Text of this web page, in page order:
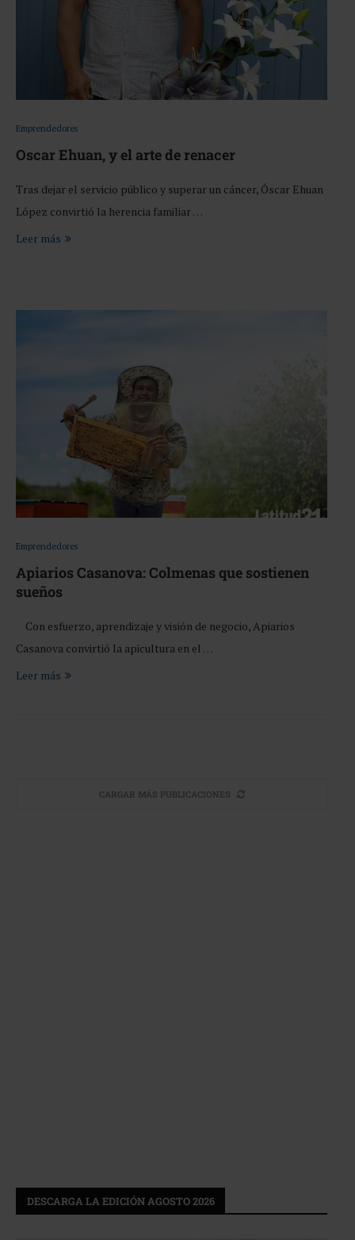
Emprendedores
Oscar Ehuan, y el arte de renacer
Tras dejar el servicio público y superar un cáncer, Óscar Ehuan
López convirtió la herencia familiar …
Leer más
Emprendedores
Apiarios Casanova: Colmenas que sostienen
sueños
Con esfuerzo, aprendizaje y visión de negocio, Apiarios
Casanova convirtió la apicultura en el …
Leer más
CARGAR MÁS PUBLICACIONES
DESCARGA LA EDICIÓN AGOSTO 2026